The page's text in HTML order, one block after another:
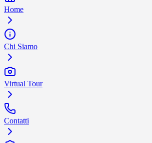
Home
Chi Siamo
Virtual Tour
Contatti